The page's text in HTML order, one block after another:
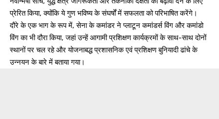
प्रेरित किया, क्योंकि ये गुण भविष्य के संघर्षों में सफलता को परिभाषित करेंगे।
दौरे के एक भाग के रूप में, सेना के कमांडर ने प्लाटून कमांडर्स विंग और कमांडो
विंग का भी दौरा किया, जहां उन्हें आगामी प्रशिक्षण कार्यक्रमों के साथ-साथ दोनों
स्थानों पर चल रहे और योजनाबद्ध प्रशासनिक एवं प्रशिक्षण बुनियादी ढांचे के
उन्नयन के बारे में बताया गया।